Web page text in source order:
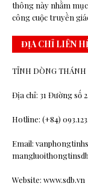
thông này nhằm
công cuộc truyền
ĐỊA CHỈ LIÊN
TỈNH DÒNG THÁNH
Địa chỉ: 31 Đường số
Hotline: (+84)
Email:
Website: www.sdb.vn